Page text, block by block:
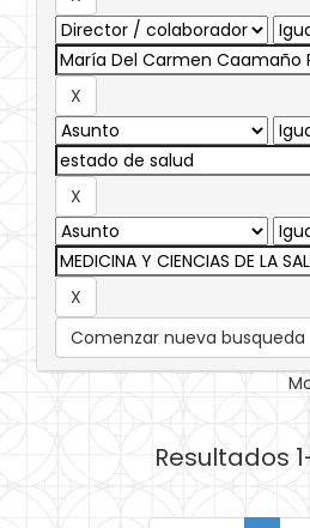
Comenzar nueva busqueda
Resultados